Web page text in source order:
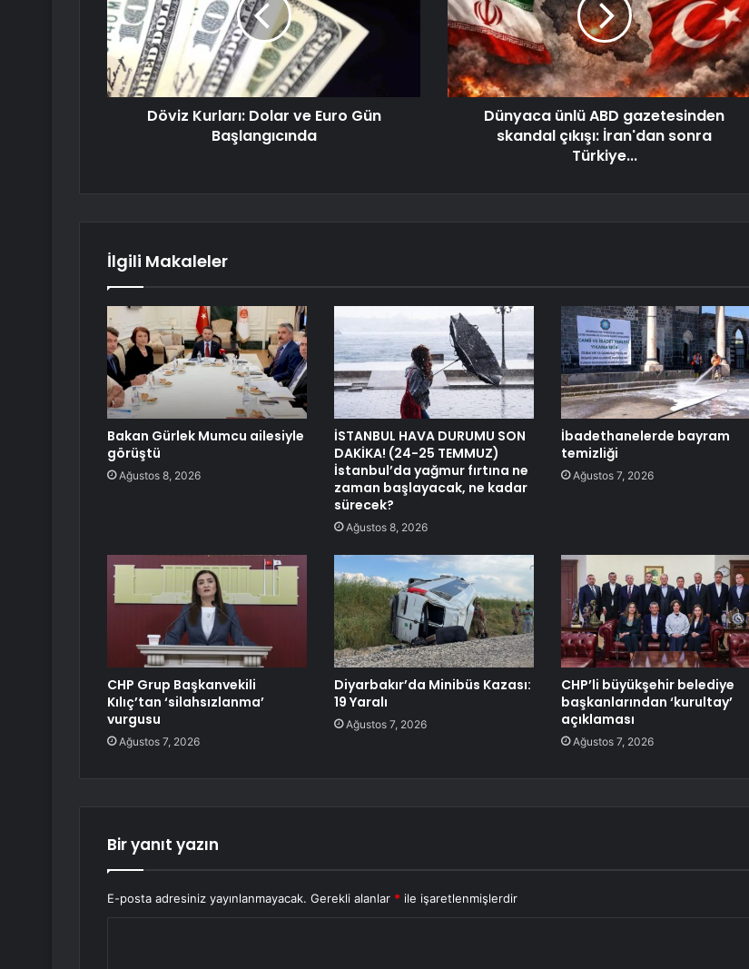
Döviz Kurları: Dolar ve Euro Gün
Başlangıcında
Dünyaca ünlü ABD gazetesinden
skandal çıkışı: İran'dan sonra
Türkiye...
İlgili Makaleler
Bakan Gürlek Mumcu ailesiyle
görüştü
Ağustos 8, 2026
İSTANBUL HAVA DURUMU SON
DAKİKA! (24-25 TEMMUZ)
İstanbul’da yağmur fırtına ne
zaman başlayacak, ne kadar
sürecek?
Ağustos 8, 2026
İbadethanelerde bayram
temizliği
Ağustos 7, 2026
CHP Grup Başkanvekili
Kılıç’tan ‘silahsızlanma’
vurgusu
Ağustos 7, 2026
Diyarbakır’da Minibüs Kazası:
19 Yaralı
Ağustos 7, 2026
CHP’li büyükşehir belediye
başkanlarından ‘kurultay’
açıklaması
Ağustos 7, 2026
Bir yanıt yazın
E-posta adresiniz yayınlanmayacak. Gerekli alanlar * ile işaretlenmişlerdir